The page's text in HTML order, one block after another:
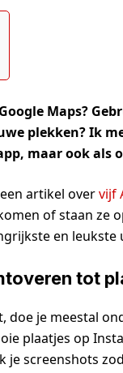
Maps?
plekken? Ik
maar ook als
artikel overvijf
of staan ze
en leukste
tot
doe je meestal
plaatjes op
je screenshots